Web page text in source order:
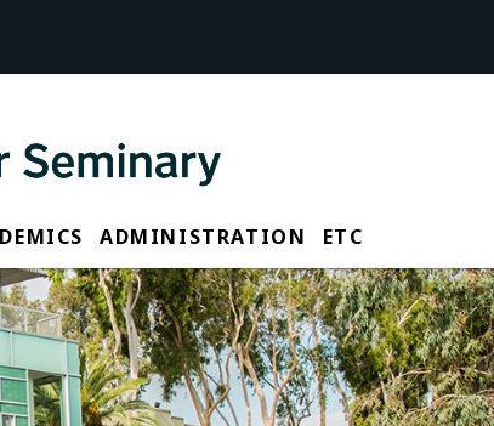
ADMINISTRATION ETC